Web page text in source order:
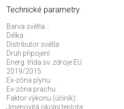
Technické parametry
Barva světla..:
Délka:
Distributor světla:
Druh připojení:
Energ. třída sv. zdroje EU
2019/2015:
Ex-zóna plynu:
Ex-zóna prachu:
Faktor výkonu (účiník):
Jmenovitá okolní teplota: